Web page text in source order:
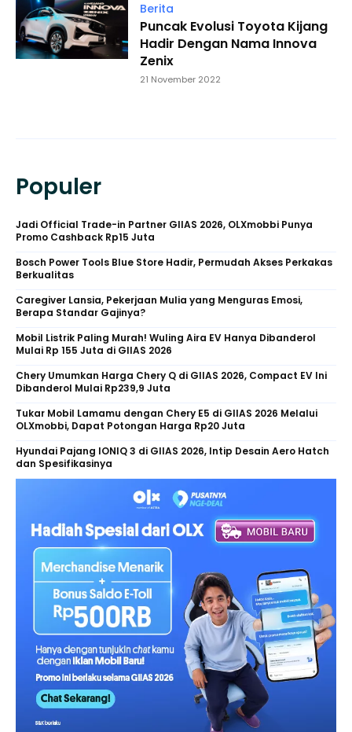
Berita
Puncak Evolusi Toyota Kijang
Hadir Dengan Nama Innova
Zenix
21 November 2022
Populer
Jadi Official Trade-in Partner GIIAS 2026, OLXmobbi Punya
Promo Cashback Rp15 Juta
Bosch Power Tools Blue Store Hadir, Permudah Akses Perkakas
Berkualitas
Caregiver Lansia, Pekerjaan Mulia yang Menguras Emosi,
Berapa Standar Gajinya?
Mobil Listrik Paling Murah! Wuling Aira EV Hanya Dibanderol
Mulai Rp 155 Juta di GIIAS 2026
Chery Umumkan Harga Chery Q di GIIAS 2026, Compact EV Ini
Dibanderol Mulai Rp239,9 Juta
Tukar Mobil Lamamu dengan Chery E5 di GIIAS 2026 Melalui
OLXmobbi, Dapat Potongan Harga Rp20 Juta
Hyundai Pajang IONIQ 3 di GIIAS 2026, Intip Desain Aero Hatch
dan Spesifikasinya